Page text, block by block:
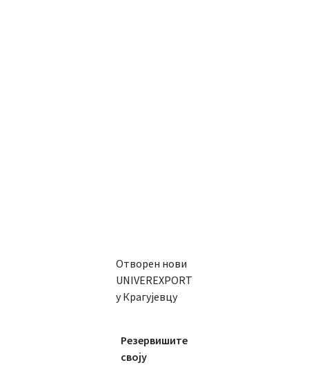
Отворен нови
UNIVEREXPORT
у Крагујевцу
Резервишите
своју